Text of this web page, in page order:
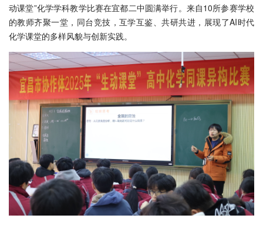
动课堂”化学学科教学比赛在宜都二中圆满举行。来自10所参赛学校
的教师齐聚一堂，同台竞技，互学互鉴、共研共进，展现了AI时代
化学课堂的多样风貌与创新实践。